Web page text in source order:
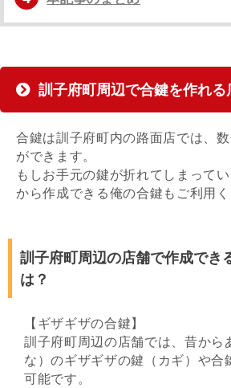
訓子府町周辺で合鍵を作れる
合鍵は訓子府町内の路面店では、
ができます。
もしお手元の鍵が折れてしまって
から作成できる俺の合鍵もご利用く
訓子府町周辺の店舗で作成でき
は？
【ギザギザの合鍵】
訓子府町周辺の店舗では、昔から
な）のギザギザの鍵（カギ）や合
可能です。